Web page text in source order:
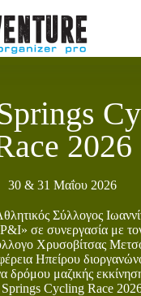
2026
30 & 31 Μαΐου 2026
Σύλλογος
σε συνεργασία με
Χρυσοβίτσας
Ηπείρου
δρόμου μαζικής
Cycling Race